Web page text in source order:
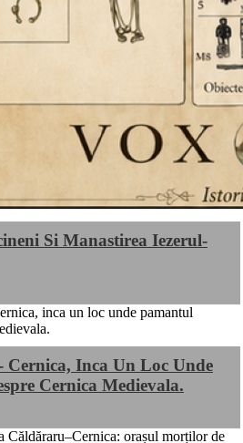
Si Manastirea Iezerul-
Cernica, Inca Un Loc Unde
Cernica Medievala.